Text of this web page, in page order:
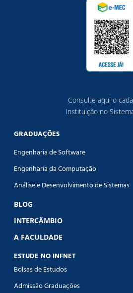
Consulte aqui o
Instituição no
GRADUAÇÕES
Engenharia de Software
Engenharia da Computação
Análise e Desenvolvimento de Sistemas
BLOG
INTERCÂMBIO
A FACULDADE
ESTUDE NO INFNET
Bolsas de Estudos
Admissão Graduações